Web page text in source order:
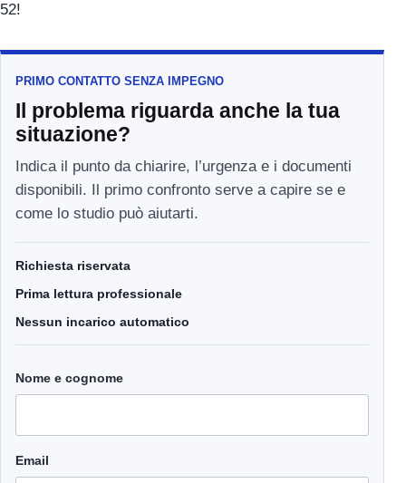
52!
PRIMO CONTATTO SENZA IMPEGNO
Il problema riguarda anche la tua
situazione?
Indica il punto da chiarire, l’urgenza e i documenti
disponibili. Il primo confronto serve a capire se e
come lo studio può aiutarti.
Richiesta riservata
Prima lettura professionale
Nessun incarico automatico
Nome e cognome
Email